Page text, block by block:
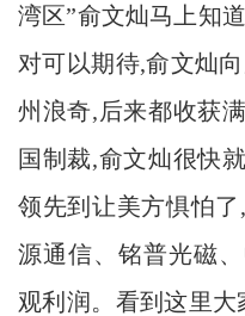
湾区”俞文灿马上知
对可以期待,俞文灿
州浪奇,后来都收获
国制裁,俞文灿很快
领先到让美方惧怕
源通信、铭普光磁
观利润。看到这里